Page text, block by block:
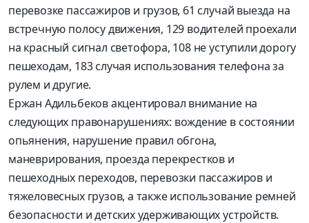
перевозке пассажиров и грузов, 61 случай выезда на
встречную полосу движения, 129 водителей проехали
на красный сигнал светофора, 108 не уступили дорогу
пешеходам, 183 случая использования телефона за
рулем и другие.
Ержан Адильбеков акцентировал внимание на
следующих правонарушениях: вождение в состоянии
опьянения, нарушение правил обгона,
маневрирования, проезда перекрестков и
пешеходных переходов, перевозки пассажиров и
тяжеловесных грузов, а также использование ремней
безопасности и детских удерживающих устройств.